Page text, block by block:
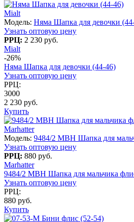
Mialt
Модель: Няма Шапка для девочки
Узнать оптовую цену
РРЦ: 2 230 руб.
Mialt
-26%
Няма Шапка для девочки (44-46)
Узнать оптовую цену
РРЦ:
3000
2 230 руб.
Купить
Marhatter
Модель: 9484/2 MBH Шапка для
Узнать оптовую цену
РРЦ: 880 руб.
Marhatter
9484/2 MBH Шапка для мальчика
Узнать оптовую цену
РРЦ:
880 руб.
Купить